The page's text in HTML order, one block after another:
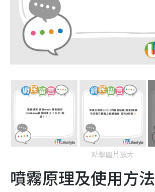
點擊圖片放大
噴霧原理及使用方法